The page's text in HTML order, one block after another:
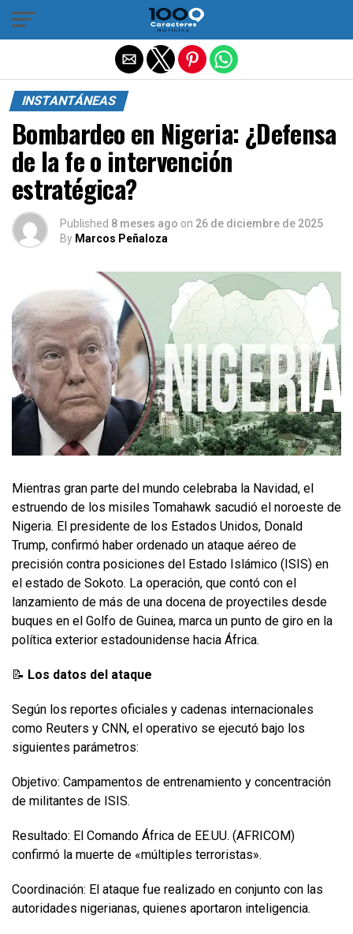
INSTANTÁNEAS
Bombardeo en Nigeria: ¿Defensa
de la fe o intervención
estratégica?
Published 8 meses ago on 26 de diciembre de 2025
By Marcos Peñaloza
Mientras gran parte del mundo celebraba la Navidad, el
estruendo de los misiles Tomahawk sacudió el noroeste de
Nigeria. El presidente de los Estados Unidos, Donald
Trump, confirmó haber ordenado un ataque aéreo de
precisión contra posiciones del Estado Islámico (ISIS) en
el estado de Sokoto. La operación, que contó con el
lanzamiento de más de una docena de proyectiles desde
buques en el Golfo de Guinea, marca un punto de giro en la
política exterior estadounidense hacia África.
📝 Los datos del ataque
Según los reportes oficiales y cadenas internacionales
como Reuters y CNN, el operativo se ejecutó bajo los
siguientes parámetros:
Objetivo: Campamentos de entrenamiento y concentración
de militantes de ISIS.
Resultado: El Comando África de EE.UU. (AFRICOM)
confirmó la muerte de «múltiples terroristas».
Coordinación: El ataque fue realizado en conjunto con las
autoridades nigerianas, quienes aportaron inteligencia.
Salir de la versión móvil